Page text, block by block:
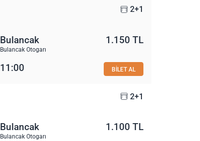
2+1
Bulancak
Bulancak Otogarı
1.150 TL
11:00 BİLET AL
2+1
Bulancak
Bulancak Otogarı
1.100 TL